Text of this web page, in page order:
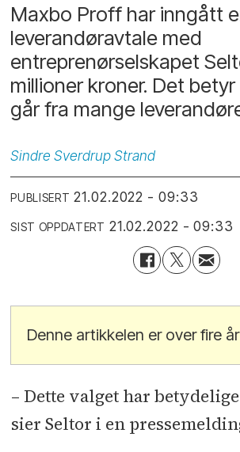
Maxbo Proff har inngått
leverandøravtale med
entreprenørselskapet
millioner kroner. Det
går fra mange
Sindre Sverdrup Strand
PUBLISERT 21.02.2022 - 09:33
SIST OPPDATERT 21.02.2022 - 09:33
Denne artikkelen er over fire
– Dette valget har
sier Seltor i en